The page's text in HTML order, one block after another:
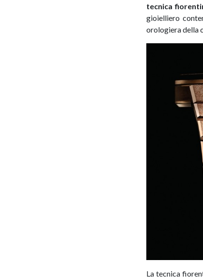
tecnica
gioielliero
orologiera della
La tecnica